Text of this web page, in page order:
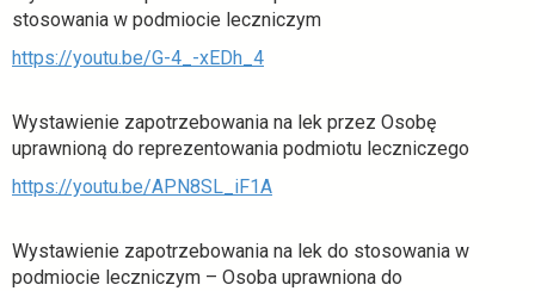
stosowania w podmiocie leczniczym
https://youtu.be/G-4_-xEDh_4
Wystawienie zapotrzebowania na lek przez Osobę
uprawnioną do reprezentowania podmiotu leczniczego
https://youtu.be/APN8SL_iF1A
Wystawienie zapotrzebowania na lek do stosowania w
podmiocie leczniczym – Osoba uprawniona do